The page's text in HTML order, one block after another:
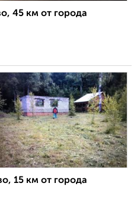
45 км от города
15 км от города